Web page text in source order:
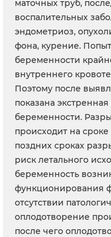
маточных труб,
воспалительных
эндометриоз,
фона, курение.
беременности
внутреннего
Поэтому после
показана
беременности.
происходит на
поздних сроках
риск летального
беременность
функционирования
отсутствии
оплодотворение
после чего